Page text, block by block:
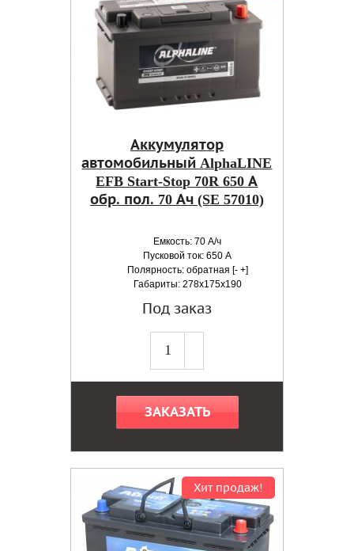
Аккумулятор
автомобильный AlphaLINE
EFB Start-Stop 70R 650 А
обр. пол. 70 Ач (SE 57010)
Емкость: 70 А/ч
Пусковой ток: 650 А
Полярность: обратная [- +]
Габариты: 278x175x190
Под заказ
ЗАКАЗАТЬ
Хит продаж!